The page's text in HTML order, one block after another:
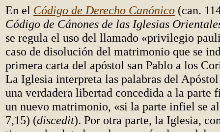
En el Código de Derecho Canónico (can.
Código de Cánones de las Iglesias
se regula el uso del llamado «privilegio
caso de disolución del matrimonio que se
primera carta del apóstol san Pablo a los
La Iglesia interpreta las palabras del
una verdadera libertad concedida a la parte
un nuevo matrimonio, «si la parte infiel se
7,15) (discedit). Por otra parte, la Iglesia,